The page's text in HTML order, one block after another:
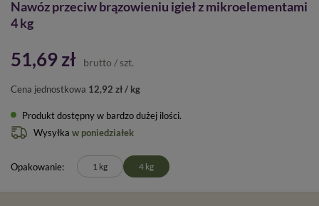
Nawóz przeciw brązowieniu igieł z mikroelementami
4 kg
51,69 zł brutto / szt.
Cena jednostkowa 12,92 zł / kg
Produkt dostępny w bardzo dużej ilości
Wysyłka w poniedziałek
Opakowanie 1 kg 4 kg